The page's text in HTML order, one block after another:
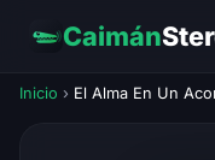
Caimán
Inicio › El Alma En Un